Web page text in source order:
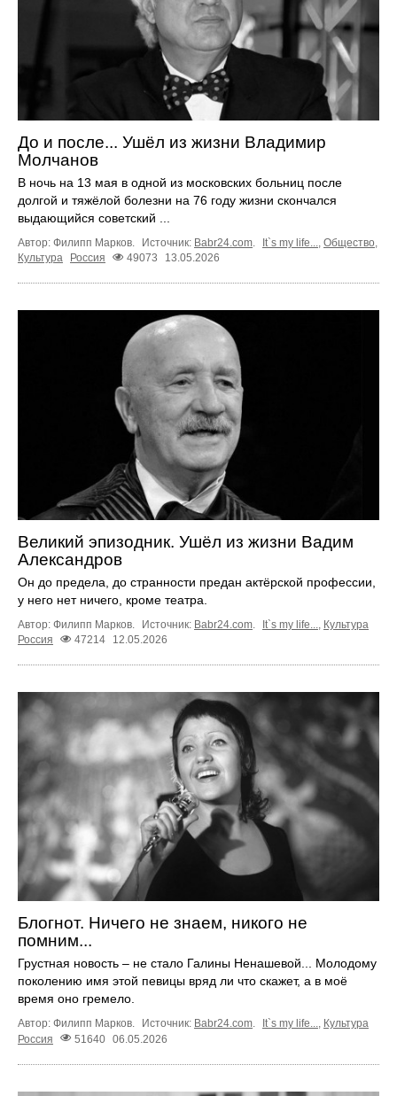
До и после... Ушёл из жизни Владимир
Молчанов
В ночь на 13 мая в одной из московских больниц после
долгой и тяжёлой болезни на 76 году жизни скончался
выдающийся советский ...
Автор: Филипп Марков. Источник: Babr24.com. It`s my life..., Общество,
Культура
Россия 49073 13.05.2026
Великий эпизодник. Ушёл из жизни Вадим
Александров
Он до предела, до странности предан актёрской профессии,
у него нет ничего, кроме театра.
Автор: Филипп Марков. Источник: Babr24.com It`s my life...
Культура
Россия
47214 12.05.2026
Блогнот. Ничего не знаем, никого не
помним...
Грустная новость – не стало Галины Ненашевой... Молодому
поколению имя этой певицы вряд ли что скажет, а в моё
время оно гремело.
Автор: Филипп Марков. Источник: Babr24.com. It`s my life..., Культура
Россия
51640 06.05.2026